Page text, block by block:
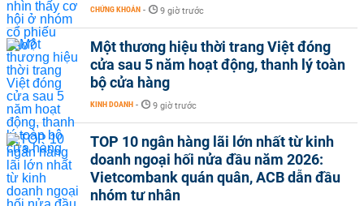
CHỨNG KHOÁN - 9 giờ trước
Một thương hiệu thời trang Việt đóng
cửa sau 5 năm hoạt động, thanh lý toàn
bộ cửa hàng
KINH DOANH - 9 giờ trước
TOP 10 ngân hàng lãi lớn nhất từ kinh
doanh ngoại hối nửa đầu năm 2026:
Vietcombank quán quân, ACB dẫn đầu
nhóm tư nhân